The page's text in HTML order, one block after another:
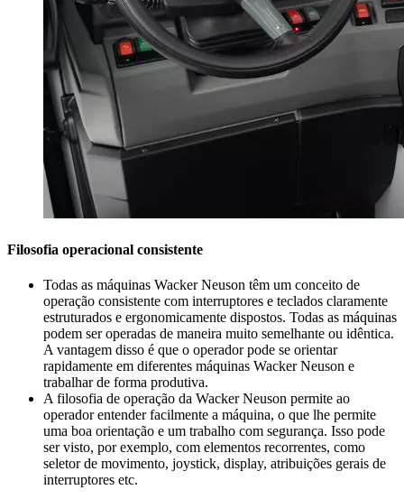
Filosofia operacional consistente
Todas as máquinas Wacker Neuson têm um conceito de
operação consistente com interruptores e teclados claramente
estruturados e ergonomicamente dispostos. Todas as máquinas
podem ser operadas de maneira muito semelhante ou idêntica.
A vantagem disso é que o operador pode se orientar
rapidamente em diferentes máquinas Wacker Neuson e
trabalhar de forma produtiva.
A filosofia de operação da Wacker Neuson permite ao
operador entender facilmente a máquina, o que lhe permite
uma boa orientação e um trabalho com segurança. Isso pode
ser visto, por exemplo, com elementos recorrentes, como
seletor de movimento, joystick, display, atribuições gerais de
interruptores etc.